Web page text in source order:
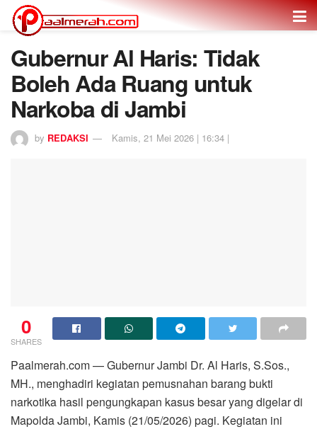
Gubernur Al Haris: Tidak
Boleh Ada Ruang untuk
Narkoba di Jambi
by REDAKSI Kamis, 21 Mei 2026 | 16:34 |
0
SHARES
Paalmerah.com — Gubernur Jambi Dr. Al Haris, S.Sos.,
MH., menghadiri kegiatan pemusnahan barang bukti
narkotika hasil pengungkapan kasus besar yang digelar di
Mapolda Jambi, Kamis (21/05/2026) pagi. Kegiatan ini